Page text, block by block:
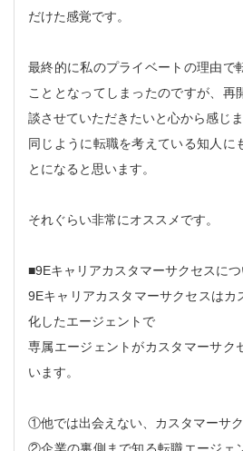
だけた感覚です。
最終的に私のプライベートの理由で
こととなってしまったのですが、再
談させていただきたいと心から感じま
同じように転職を考えている知人に
とになると思います。
それぐらい非常にオススメです。
■9Eキャリアカスタマーサクセスにつ
9Eキャリアカスタマーサクセスはカ
化したエージェントで
専属エージェントがカスタマーサク
います。
①他では出会えない、カスタマーサ